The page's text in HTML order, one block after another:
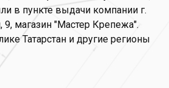
в пункте выдачи компании г.
9, магазин "Мастер Крепежа".
Татарстан и другие регионы